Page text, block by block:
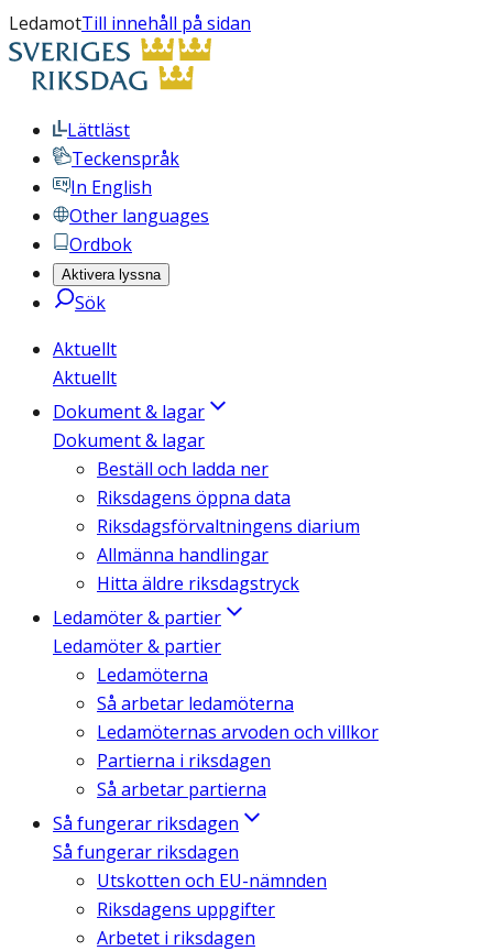
LedamotTill innehåll på sidan
Lättläst
Teckenspråk
In English
Other languages
Ordbok
Aktivera lyssna
Sök
Aktuellt
Aktuellt
Dokument & lagar
Dokument & lagar
Beställ och ladda ner
Riksdagens öppna data
Riksdagsförvaltningens diarium
Allmänna handlingar
Hitta äldre riksdagstryck
Ledamöter & partier
Ledamöter & partier
Ledamöterna
Så arbetar ledamöterna
Ledamöternas arvoden och villkor
Partierna i riksdagen
Så arbetar partierna
Så fungerar riksdagen
Så fungerar riksdagen
Utskotten och EU-nämnden
Riksdagens uppgifter
Arbetet i riksdagen